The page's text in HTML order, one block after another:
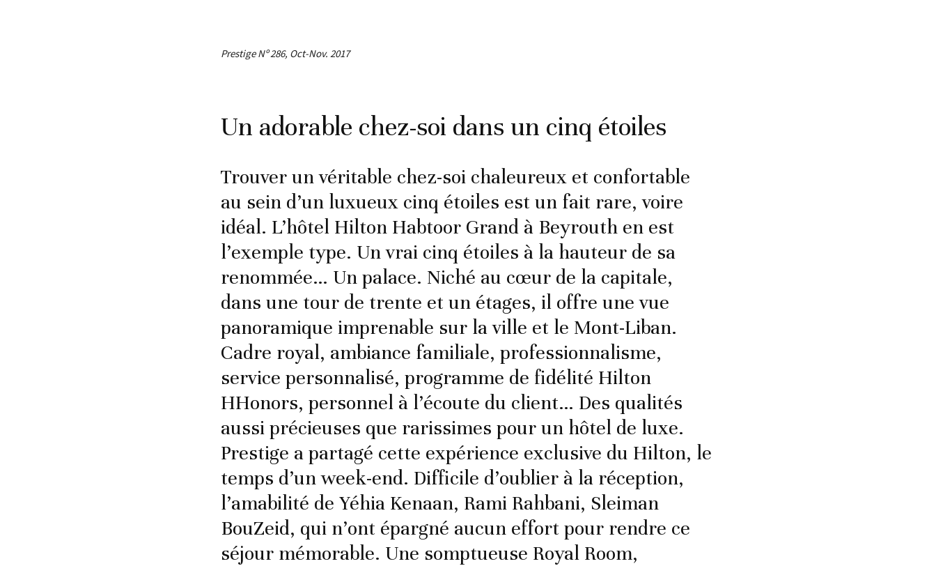
Prestige Nº 286, Oct-Nov. 2017
Un adorable chez-soi dans un cinq étoiles
Trouver un véritable chez-soi chaleureux et confortable
au sein d’un luxueux cinq étoiles est un fait rare, voire
idéal. L’hôtel Hilton Habtoor Grand à Beyrouth en est
l’exemple type. Un vrai cinq étoiles à la hauteur de sa
renommée… Un palace. Niché au cœur de la capitale,
dans une tour de trente et un étages, il offre une vue
panoramique imprenable sur la ville et le Mont-Liban.
Cadre royal, ambiance familiale, professionnalisme,
service personnalisé, programme de fidélité Hilton
HHonors, personnel à l’écoute du client… Des qualités
aussi précieuses que rarissimes pour un hôtel de luxe.
Prestige a partagé cette expérience exclusive du Hilton, le
temps d’un week-end. Difficile d’oublier à la réception,
l’amabilité de Yéhia Kenaan, Rami Rahbani, Sleiman
BouZeid, qui n’ont épargné aucun effort pour rendre ce
séjour mémorable. Une somptueuse Royal Room,